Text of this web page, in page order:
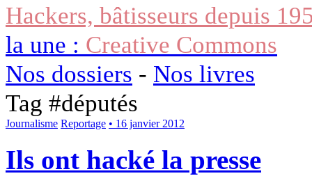
Hackers, bâtisseurs depuis
la une : Creative Commons
Nos dossiers - Nos livres
Tag #députés
Journalisme Reportage • 16 janvier 2012
Ils ont hacké la presse